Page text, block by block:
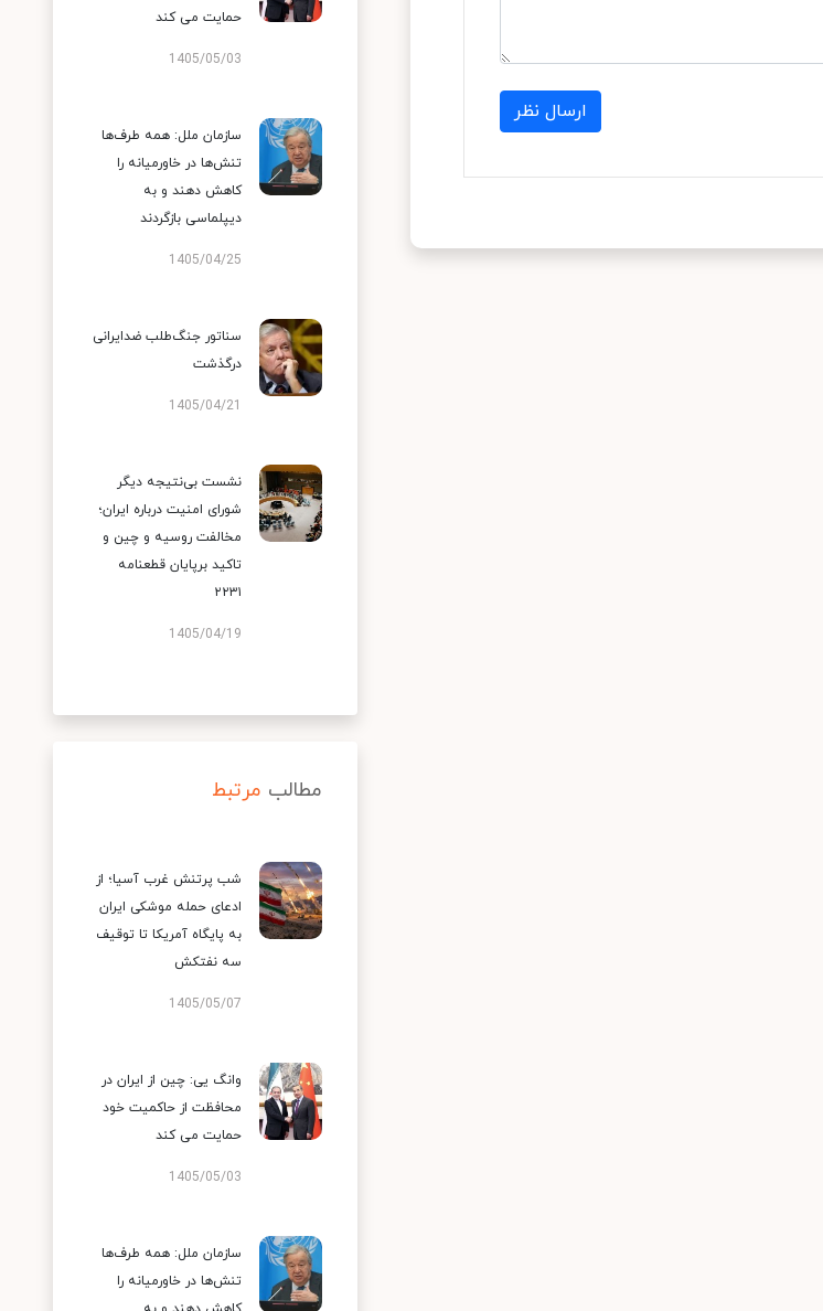
ارسال نظر
حمایت می کند
1405/05/03
سازمان ملل: همه طرف‌ها
تنش‌ها در خاورمیانه را
کاهش دهند و به
دیپلماسی بازگردند
1405/04/25
سناتور جنگ‌طلب ضدایرانی
درگذشت
1405/04/21
نشست بی‌نتیجه دیگر
شورای امنیت درباره ایران؛
مخالفت روسیه و چین و
تاکید برپایان قطعنامه
۲۲۳۱
1405/04/19
مطالب مرتبط
شب پرتنش غرب آسیا؛ از
ادعای حمله موشکی ایران
به پایگاه آمریکا تا توقیف
سه نفتکش
1405/05/07
وانگ یی: چین از ایران در
محافظت از حاکمیت خود
حمایت می کند
1405/05/03
سازمان ملل: همه طرف‌ها
تنش‌ها در خاورمیانه را